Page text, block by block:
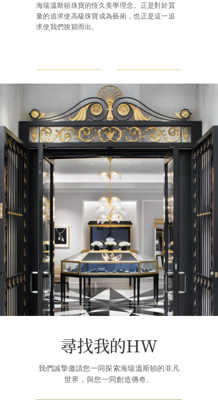
海瑞溫斯頓珠寶的恆久美學理念。正是對於質
量的追求使高級珠寶成為藝術，也正是這一追
求使我們脫穎而出。
尋找我的HW
我們誠摯邀請您一同探索海瑞溫斯頓的非凡
世界，與您一同創造傳奇。